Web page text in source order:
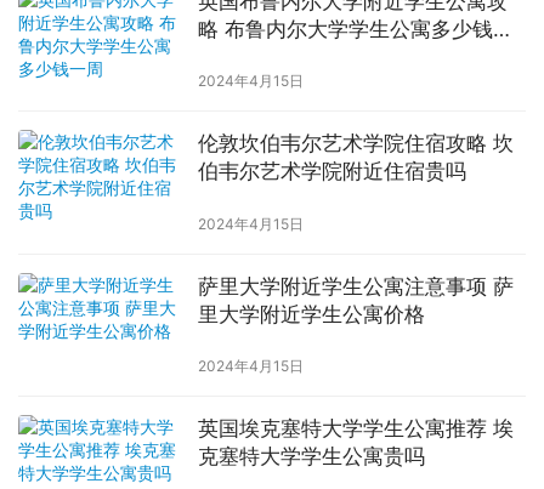
略 布鲁内尔大学学生公寓多少钱一
2024年4月15日
伦敦坎伯韦尔艺术学院住宿攻略 坎
伯韦尔艺术学院附近住宿贵吗
2024年4月15日
萨里大学附近学生公寓注意事项 萨
里大学附近学生公寓价格
2024年4月15日
英国埃克塞特大学学生公寓推荐 埃
克塞特大学学生公寓贵吗